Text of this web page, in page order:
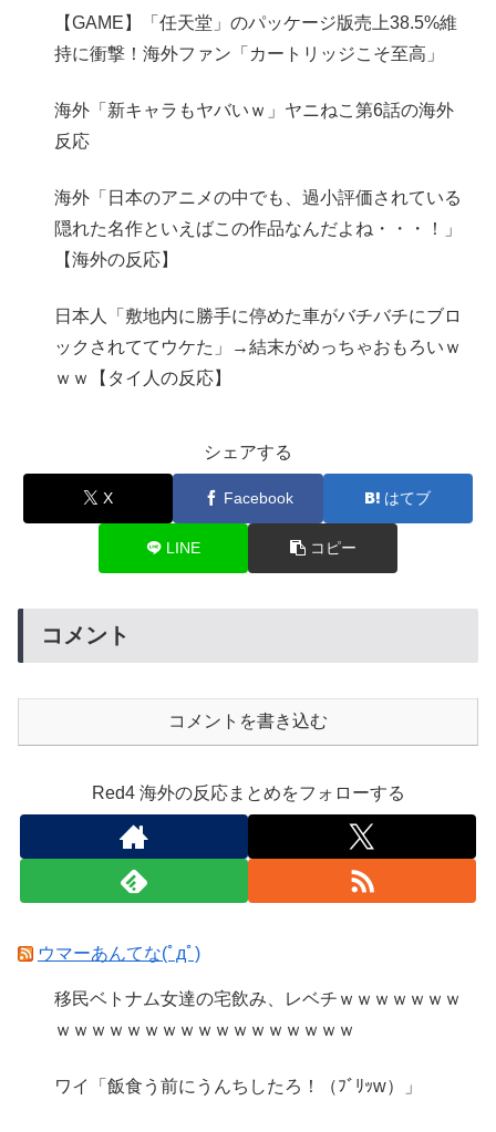
【GAME】「任天堂」のパッケージ版売上38.5%維
持に衝撃！海外ファン「カートリッジこそ至高」
海外「新キャラもヤバいｗ」ヤニねこ第6話の海外
反応
海外「日本のアニメの中でも、過小評価されている
隠れた名作といえばこの作品なんだよね・・・！」
【海外の反応】
日本人「敷地内に勝手に停めた車がバチバチにブロ
ックされててウケた」→結末がめっちゃおもろいｗ
ｗｗ【タイ人の反応】
シェアする
X Facebook はてブ
LINE コピー
コメント
コメントを書き込む
Red4 海外の反応まとめをフォローする
ウマーあんてな(ﾟдﾟ)
移民ベトナム女達の宅飲み、レベチｗｗｗｗｗｗｗ
ｗｗｗｗｗｗｗｗｗｗｗｗｗｗｗｗｗ
ワイ「飯食う前にうんちしたろ！（ﾌﾞﾘｯw）」